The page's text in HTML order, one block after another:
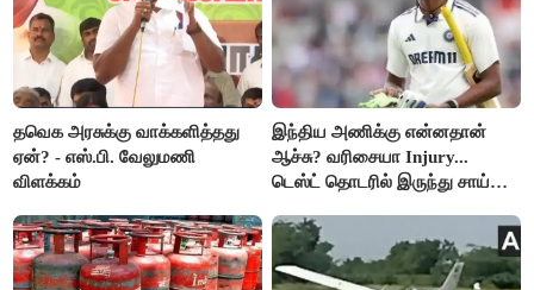
தவெக அரசுக்கு வாக்களித்தது
ஏன்? - எஸ்.பி. வேலுமணி
விளக்கம்
இந்திய அணிக்கு என்னதான்
ஆச்சு? வரிசையா Injury...
டெஸ்ட் தொடரில் இருந்து சாய்